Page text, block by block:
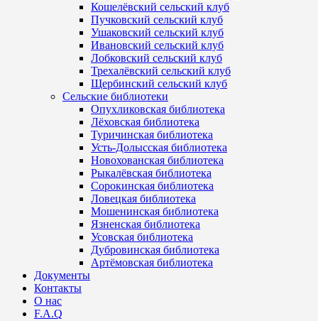
Кошелёвский сельский клуб
Пучковский сельский клуб
Ушаковский сельский клуб
Ивановский сельский клуб
Лобковский сельский клуб
Трехалёвский сельский клуб
Щербинский сельский клуб
Сельские библиотеки
Опухликовская библиотека
Лёховская библиотека
Туричинская библиотека
Усть-Долысская библиотека
Новохованская библиотека
Рыкалёвская библиотека
Сорокинская библиотека
Ловецкая библиотека
Мошенинская библиотека
Язненская библиотека
Усовская библиотека
Дубровинская библиотека
Артёмовская библиотека
Документы
Контакты
О нас
F.A.Q